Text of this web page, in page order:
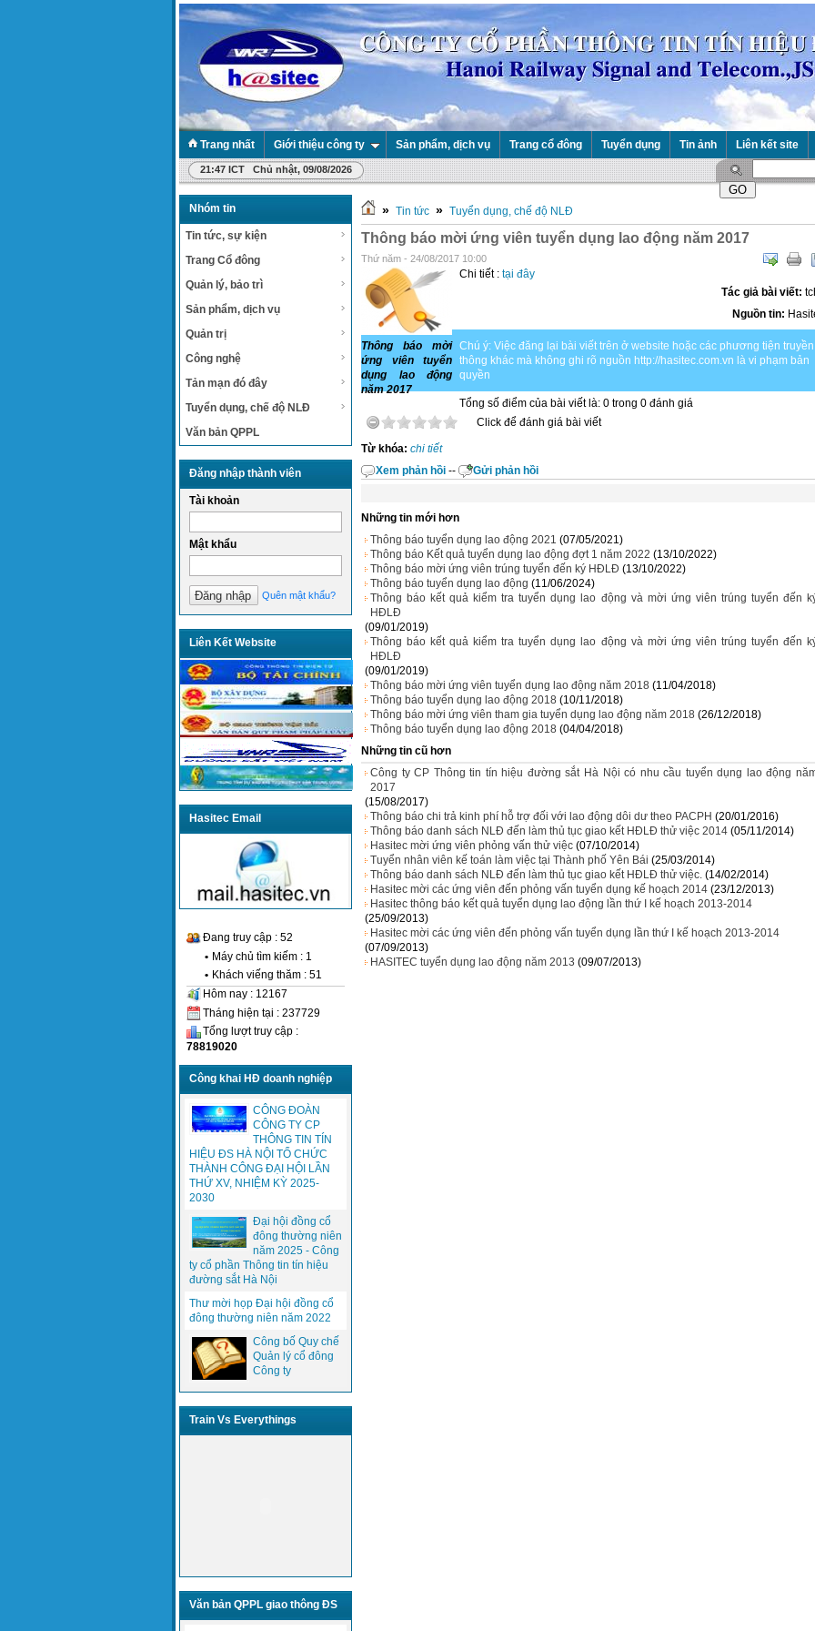
Trang nhất Giới thiệu công ty Sản phẩm, dịch vụ Trang cổ đông Tuyển dụng Tin ảnh Liên kết site
21:47 ICT Chủ nhật, 09/08/2026
Nhóm tin
Tin tức, sự kiện
Trang Cổ đông
Quản lý, bảo trì
Sản phẩm, dịch vụ
Quản trị
Công nghệ
Tản mạn đó đây
Tuyển dụng, chế độ NLĐ
Văn bản QPPL
Đăng nhập thành viên
Tài khoản
Mật khẩu
Quên mật khẩu?
Liên Kết Website
Hasitec Email
Đang truy cập : 52
• Máy chủ tìm kiếm : 1
• Khách viếng thăm : 51
Hôm nay : 12167
Tháng hiện tại : 237729
Tổng lượt truy cập :
78819020
Công khai HĐ doanh nghiệp
CÔNG ĐOÀN
CÔNG TY CP
THÔNG TIN TÍN
HIỆU ĐS HÀ NỘI TỔ CHỨC
THÀNH CÔNG ĐẠI HỘI LẦN
THỨ XV, NHIỆM KỲ 2025-
2030
Đại hội đồng cổ
đông thường niên
năm 2025 - Công
ty cổ phần Thông tin tín hiệu
đường sắt Hà Nội
Thư mời họp Đại hội đồng cổ
đông thường niên năm 2022
Công bố Quy chế
Quản lý cổ đông
Công ty
Train Vs Everythings
Văn bản QPPL giao thông ĐS
» Tin tức » Tuyển dụng, chế độ NLĐ
Thông báo mời ứng viên tuyển dụng lao động năm 2017
Thứ năm - 24/08/2017 10:00
Thông báo mời
ứng viên tuyển
dụng lao động
năm 2017
Chi tiết : tại đây
Tác giả bài viết:
Nguồn tin:
Chú ý: Việc đăng lại bài viết trên ở website hoặc các phương tiện truyền
thông khác mà không ghi rõ nguồn http://hasitec.com.vn là vi phạm bản
quyền
Tổng số điểm của bài viết là: 0 trong 0 đánh giá
Click để đánh giá bài viết
Từ khóa: chi tiết
Xem phản hồi -- Gửi phản hồi
Những tin mới hơn
Thông báo tuyển dụng lao động 2021 (07/05/2021)
Thông báo Kết quả tuyển dụng lao động đợt 1 năm 2022 (13/10/2022)
Thông báo mời ứng viên trúng tuyển đến ký HĐLĐ (13/10/2022)
Thông báo tuyển dụng lao động (11/06/2024)
Thông báo kết quả kiểm tra tuyển dụng lao động và mời ứng viên trúng tuyển đến
HĐLĐ
(09/01/2019)
Thông báo kết quả kiểm tra tuyển dụng lao động và mời ứng viên trúng tuyển đến
HĐLĐ
(09/01/2019)
Thông báo mời ứng viên tuyển dụng lao động năm 2018 (11/04/2018)
Thông báo tuyển dụng lao động 2018 (10/11/2018)
Thông báo mời ứng viên tham gia tuyển dụng lao động năm 2018 (26/12/2018)
Thông báo tuyển dụng lao động 2018 (04/04/2018)
Những tin cũ hơn
Công ty CP Thông tin tín hiệu đường sắt Hà Nội có nhu cầu tuyển dụng lao động
2017
(15/08/2017)
Thông báo chi trả kinh phí hỗ trợ đối với lao động dôi dư theo PACPH (20/01/2016)
Thông báo danh sách NLĐ đến làm thủ tục giao kết HĐLĐ thử việc 2014 (05/11/2014)
Hasitec mời ứng viên phỏng vấn thử việc (07/10/2014)
Tuyển nhân viên kế toán làm việc tại Thành phố Yên Bái (25/03/2014)
Thông báo danh sách NLĐ đến làm thủ tục giao kết HĐLĐ thử việc. (14/02/2014)
Hasitec mời các ứng viên đến phỏng vấn tuyển dụng kế hoạch 2014 (23/12/2013)
Hasitec thông báo kết quả tuyển dụng lao động lần thứ I kế hoạch 2013-2014
(25/09/2013)
Hasitec mời các ứng viên đến phỏng vấn tuyển dụng lần thứ I kế hoạch 2013-2014
(07/09/2013)
HASITEC tuyển dụng lao động năm 2013 (09/07/2013)